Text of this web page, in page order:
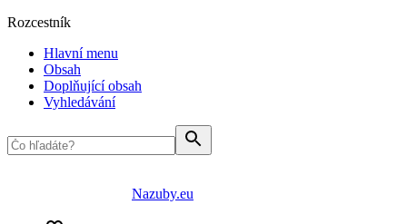
Rozcestník
Hlavní menu
Obsah
Doplňující obsah
Vyhledávání
Nazuby.eu